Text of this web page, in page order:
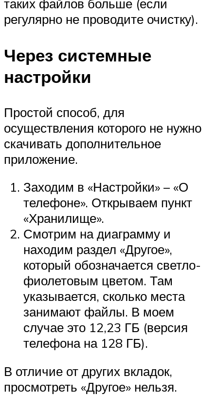
таких файлов больше (если
регулярно не проводите очистку).
Через системные
настройки
Простой способ, для
осуществления которого не нужно
скачивать дополнительное
приложение.
Заходим в «Настройки» – «О
телефоне». Открываем пункт
«Хранилище».
Смотрим на диаграмму и
находим раздел «Другое»,
который обозначается светло-
фиолетовым цветом. Там
указывается, сколько места
занимают файлы. В моем
случае это 12,23 ГБ (версия
телефона на 128 ГБ).
В отличие от других вкладок,
просмотреть «Другое» нельзя.